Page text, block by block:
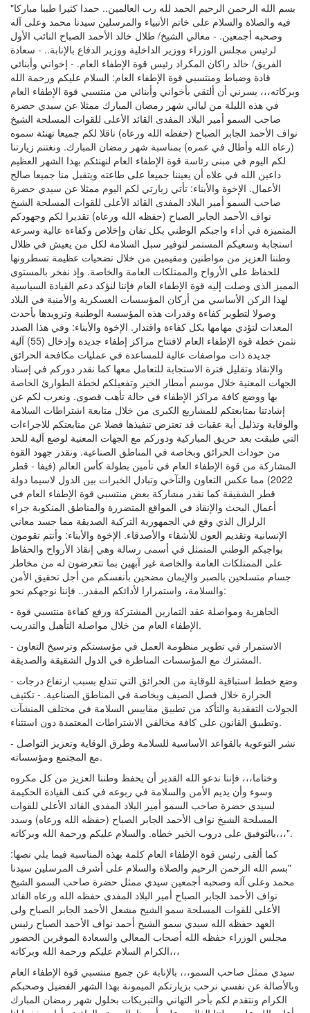
"بسم الله الرحمن الرحيم الحمد لله رب العالمين.. حمدا كثيرا طيبا مباركا
فيه والصلاة والسلام على خاتم الأنبياء والمرسلين سيدنا محمد وعلى آله
وصحبه أجمعين. - معالي الشيخ/ طلال خالد الأحمد الصباح النائب الأول
لرئيس مجلس الوزراء ووزير الداخلية ووزير الدفاع بالإنابة.. - سعادة
الفريق/ خالد راكان المكراد رئيس قوة الإطفاء العام. - إخواني وأبنائي
قادة وضباط ومنتسبي قوة الإطفاء العام: السلام عليكم ورحمة الله
وبركاته،،، يسرني أن ألتقي بأخواني وأبنائي من منتسبي قوة الإطفاء العام
في هذه الليلة من ليالي شهر رمضان المبارك ممثلا عن سيدي حضرة
صاحب السمو أمير البلاد المفدى القائد الأعلى للقوات المسلحة الشيخ
نواف الأحمد الجابر الصباح (حفظه الله ورعاه) ناقلا لكم جميعا تهنئة سموه
(رعاه الله وأطال في عمره) بمناسبة شهر رمضان المبارك. ونغتنم زيارتنا
لكم اليوم في مبنى رئاسة قوة الإطفاء العام لنهنئكم بهذا الشهر العظيم
داعين الله في علاه أن يعيننا جميعا على طاعته ويتقبل منا جميعا صالح
الأعمال. الإخوة والأبناء: تأتي زيارتي لكم اليوم ممثلا عن سيدي حضرة
صاحب السمو أمير البلاد المفدى القائد الأعلى للقوات المسلحة الشيخ
نواف الأحمد الجابر الصباح (حفظه الله ورعاه) تقديرا لكم وجهودكم
المتميزة في أداء واجبكم الوطني بكل تفان وإخلاص وكفاءة عالية وسرعة
استجابة وسعيكم المستمر لتوفير سبل السلامة لكل من يعيش في ظلال
وطننا العزيز من مواطنين ومقيمين من خلال تضحيات عظيمة تسطرونها
للحفاظ على الأرواح والممتلكات العامة والخاصة. وإذ نفخر بالمستوى
المميز الذي وصلت إليه قوة الإطفاء العام فإننا لنؤكد دعم القيادة السياسية
لهذا الركن الأساسي من أركان المؤسسات العسكرية والأمنية في البلاد
وصولا لتطوير كفاءة وقدرات هذه المؤسسة الوطنية وتزويدها بأحدث
المعدات لتؤدي مهامها بكل كفاءة واقتدار. الإخوة والأبناء: وفي هذا الصدد
نثمن خطة قوة الإطفاء العام لافتتاح مراكز إطفاء جديدة وإدخال (55) آلية
جديدة ذات مواصفات عالية للمساعدة في عمليات مكافحة الحرائق
والإنقاذ وتقليل فترة الاستجابة للتعامل معها كما نقدر دوركم في إسناد
الجهات المعنية خلال موسم أمطار الخير وتفعيلكم لخطة الطوارئ الخاصة
بها ووضع كافة مراكز الإطفاء في حالة تأهب قصوى. ونعرب لكم عن
إشادتنا بمتابعتكم للمشاريع الكبرى من خلال متابعة اشتراطات السلامة
والوقاية وتذليل أية عقبات قد تعترض تنفيذها فضلا عن متابعتكم للاجراءات
التي طبقت بعد حريق المباركية ودوركم مع الجهات المعنية لوضع آلية للحد
من حوداث الحرائق وبخاصة في المناطق الصناعية. ونقدر جهود القوة
المشاركة من قوة الإطفاء العام في تأمين بطولة كأس العالم (فيفا - قطر
2022) مما عكس التعاون والتآخي وتبادل الخبرات بين الدول لاسيما دولة
قطر الشقيقة كما نقدر مشاركة بعض منتسبي قوة الإطفاء العام في
أعمال البحث والإنقاذ في المواقع المتضررة والمناطق المنكوبة جراء
الزلزال الذي وقع في الجمهورية التركية الصديقة مما جسد معاني
الإنسانية وتقديم العون للأشقاء والأصدقاء. الإخوة والأبناء: وأنتم تقومون
بواجبكم الوطني المتمثل في أسمى رسالة وهي إنقاذ الأرواح والحفاظ
على الممتلكات العامة والخاصة غير آبهين بما تتعرضون له من مخاطر
جسام متسلحين بالصبر والإيمان مضحين بأنفسكم من أجل تحقيق الأمن
والسلامة، واستمرارا لأدائكم المقدر.. فإننا نوجهكم نحو:
- الجاهزية ومواصلة عقد التمارين المشتركة ورفع كفاءة منتسبي قوة
الإطفاء العام من خلال مواصلة التأهيل والتدريب.
- الاستمرار في تطوير منظومة العمل في مؤسستكم وترسيخ التعاون
المشترك مع المؤسسات المناظرة في الدول الشقيقة والصديقة.
- وضع خطط استباقية للوقاية من الحرائق التي تندلع بسبب ارتفاع درجات
الحرارة خلال فصل الصيف وبخاصة في المناطق الصناعية. - تكثيف
الجولات التفقدية والتأكد من تطبيق مقاييس السلامة في مختلف المنشآت
وتطبيق القانون على كافة مخالفي الاشتراطات المعتمدة دون استثناء.
- نشر التوعوية بالقواعد الأساسية للسلامة وطرق الوقاية وتعزيز التواصل
مع المجتمع ومؤسساته.
وختاما،،، فإننا ندعو الله القدير أن يحفظ وطننا العزيز من كل مكروه
وسوء وأن يديم الأمن والسلامة في ربوعه في كنف القيادة الحكيمة
لسيدي حضرة صاحب السمو أمير البلاد المفدى القائد الأعلى للقوات
المسلحة الشيخ نواف الأحمد الجابر الصباح (حفظه الله ورعاه) وسدد
بالتوفيق على دروب الخير خطاه. والسلام عليكم ورحمة الله وبركاته،،،".
كما ألقى رئيس قوة الإطفاء العام كلمة بهذه المناسبة فيما يلي نصها:
"بسم الله الرحمن الرحيم والصلاة والسلام على أشرف المرسلين سيدنا
محمد وعلى آله وصحبه أجمعين سيدي ممثل حضرة صاحب السمو الشيخ
نواف الأحمد الجابر الصباح أمير البلاد المفدى حفظه الله ورعاه القائد
الأعلى للقوات المسلحة سمو الشيخ مشعل الأحمد الجابر الصباح ولى
العهد حفظه الله سيدي سمو الشيخ أحمد نواف الأحمد الصباح رئيس
مجلس الوزراء حفظه الله أصحاب المعالي والسعادة الموقرين الحضور
الكرام السلام عليكم ورحمة الله وبركاته،،،
سيدي ممثل صاحب السمو،،، بالإنابة عن جميع منتسبي قوة الإطفاء العام
وبالأصالة عن نفسي نرحب بزيارتكم الميمونة بهذا الشهر الفضيل وصحبكم
الكرام ونتقدم لكم بأحر التهاني والتبريكات بحلول شهر رمضان المبارك